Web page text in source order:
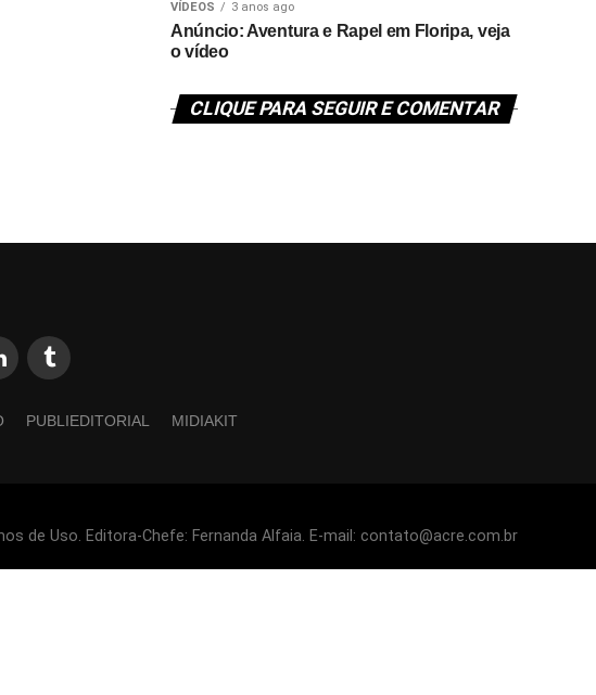
VÍDEOS 3 anos ago
Anúncio: Aventura e Rapel em Floripa, veja
o vídeo
CLIQUE PARA SEGUIR E COMENTAR
PUBLIEDITORIAL MIDIAKIT
de Uso. Editora-Chefe: Fernanda Alfaia. E-mail: contato@acre.com.br